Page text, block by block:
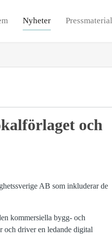
Nyheter Pressmaterial
och
AB som inkluderar de
kommersiella bygg- och
och driver en ledande digital